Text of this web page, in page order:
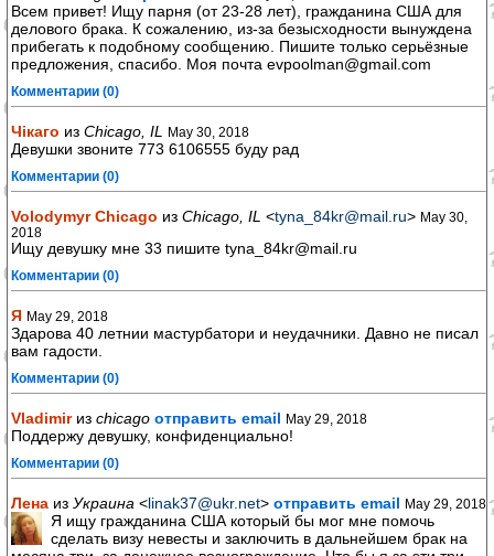
Всем привет! Ищу парня (от 23-28 лет), гражданина США для
делового брака. К сожалению, из-за безысходности вынуждена
прибегать к подобному сообщению. Пишите только серьёзные
предложения, спасибо. Моя почта evpoolman@gmail.com
Комментарии (0)
Чікаго из Chicago, IL May 30, 2018
Девушки звоните 773 6106555 буду рад
Комментарии (0)
Volodymyr Chicago из Chicago, IL <tyna_84kr@mail.ru> May 30,
2018
Ищу девушку мне 33 пишите tyna_84kr@mail.ru
Комментарии (0)
Я May 29, 2018
Здарова 40 летнии мастурбатори и неудачники. Давно не писал
вам гадости.
Комментарии (0)
Vladimirиз chicago отправить email May 29, 2018
Поддержу девушку, конфиденциально!
Комментарии (0)
Лена из Украина <linak37@ukr.net> отправить email May 29, 2018
Я ищу гражданина США который бы мог мне помочь
сделать визу невесты и заключить в дальнейшем брак на